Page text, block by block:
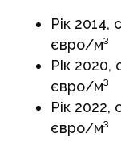
Рік 2014,
євро/м³
Рік 2020,
євро/м³
Рік 2022,
євро/м³